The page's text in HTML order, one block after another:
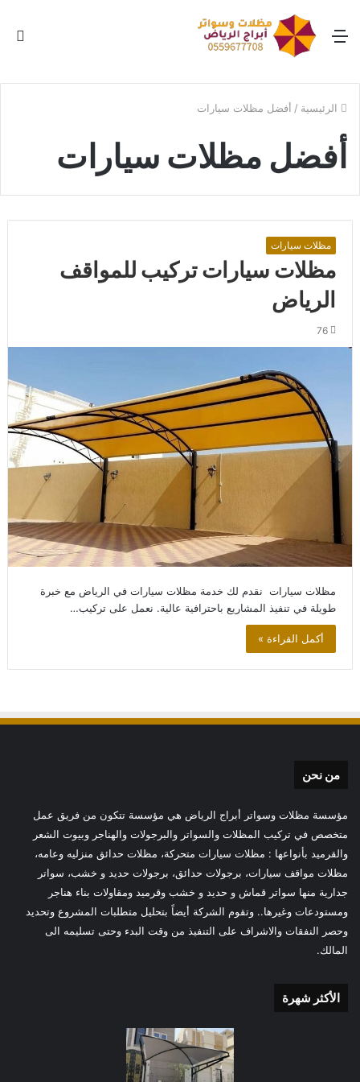
القائمة
الرئيسية / أفضل مظلات سيارات
أفضل مظلات سيارات
مظلات سيارات
مظلات سيارات تركيب للمواقف
الرياض
76
مظلات سيارات نقدم لك خدمة مظلات سيارات في الرياض مع خبرة
طويلة في تنفيذ المشاريع باحترافية عالية. نعمل على تركيب…
أكمل القراءة »
من نحن
مؤسسة مظلات وسواتر أبراج الرياض هي مؤسسة تتكون من فريق عمل
متخصص في تركيب المظلات والسواتر والبرجولات والهناجر وبيوت الشعر
والقرميد بأنواعها : مظلات سيارات متحركة، مظلات حدائق منزليه وعامه،
مظلات مواقف سيارات، برجولات حدائق، برجولات حديد و خشب، سواتر
جدارية منها سواتر قماش و حديد و خشب وقرميد ومقاولات بناء هناجر
ومستودعات وغيرها.. وتقوم الشركة أيضاً بتحليل متطلبات المشروع وتحديد
وحصر النفقات والاشراف على التنفيذ من وقت البدء وحتى تسليمه الى
المالك.
الأكثر شهرة